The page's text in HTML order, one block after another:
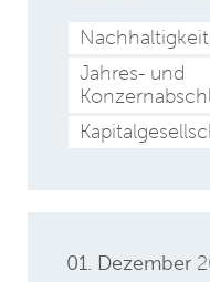
Nachhaltigkeit
Jahres- und
01. Dezember